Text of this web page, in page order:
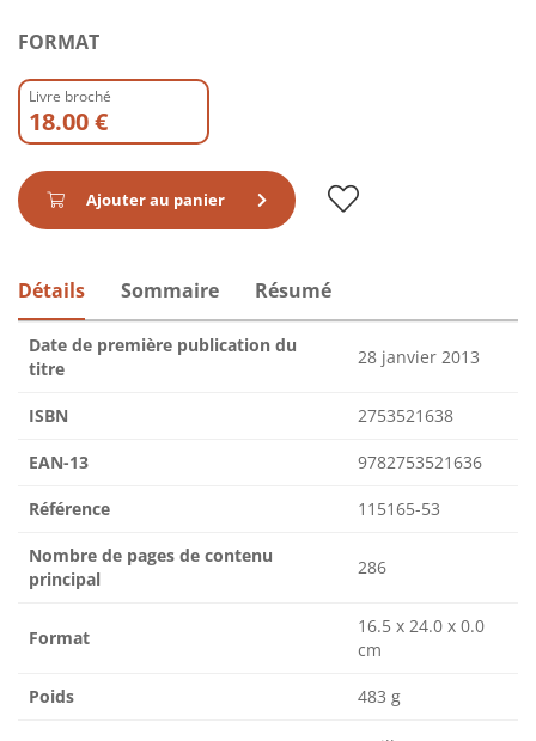
FORMAT
Livre broché
18.00 €
Ajouter au panier
Détails Sommaire Résumé
Date de première publication du
titre
28 janvier 2013
ISBN 2753521638
EAN-13 9782753521636
Référence 115165-53
Nombre de pages de contenu
principal
286
Format
16.5 x 24.0 x 0.0
cm
Poids 483 g